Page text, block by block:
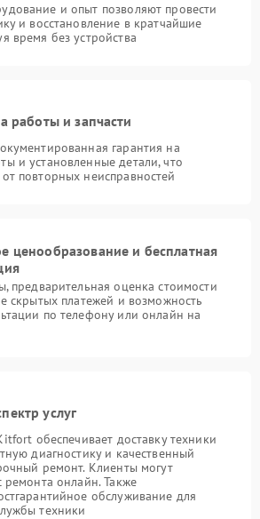
и опыт позволяют провести
и восстановление в кратчайшие
время без устройства
работы и запчасти
гарантия на
и установленные детали, что
повторных неисправностей
ценообразование и бесплатная
предварительная оценка стоимости
скрытых платежей и возможность
по телефону или онлайн на
услуг
обеспечивает доставку техники
диагностику и качественный
ремонт. Клиенты могут
ремонта онлайн. Также
обслуживание для
техники